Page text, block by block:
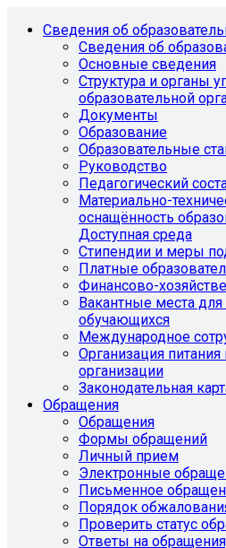
Сведения об
Сведения об
Основные сведения
Структура и органы
образовательной
Документы
Образование
Образовательные
Руководство
Педагогический
Материально-
оснащённость
Доступная среда
Стипендии и меры
Платные
Финансово-
Вакантные места
обучающихся
Международное
Организация
организации
Законодательная
Обращения
Обращения
Формы обращений
Личный прием
Электронные
Письменное
Порядок
Проверить статус
Ответы на